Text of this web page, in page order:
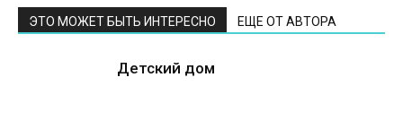
ЭТО МОЖЕТ БЫТЬ ИНТЕРЕСНО ЕЩЕ ОТ АВТОРА
Детский дом